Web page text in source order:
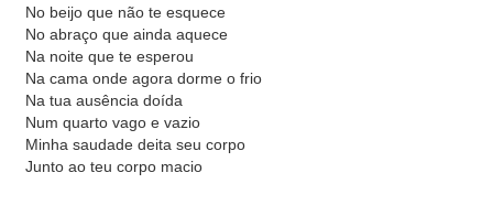
No beijo que não te esquece
No abraço que ainda aquece
Na noite que te esperou
Na cama onde agora dorme o frio
Na tua ausência doída
Num quarto vago e vazio
Minha saudade deita seu corpo
Junto ao teu corpo macio